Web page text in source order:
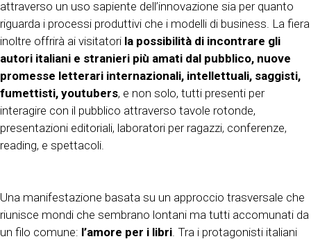
attraverso un uso sapiente dell’innovazione sia per quanto
riguarda i processi produttivi che i modelli di business. La fiera
inoltre offrirà ai visitatori la possibilità di incontrare gli
autori italiani e stranieri più amati dal pubblico, nuove
promesse letterari internazionali, intellettuali, saggisti,
fumettisti, youtubers, e non solo, tutti presenti per
interagire con il pubblico attraverso tavole rotonde,
presentazioni editoriali, laboratori per ragazzi, conferenze,
reading, e spettacoli.
Una manifestazione basata su un approccio trasversale che
riunisce mondi che sembrano lontani ma tutti accomunati da
un filo comune: l’amore per i libri. Tra i protagonisti italiani